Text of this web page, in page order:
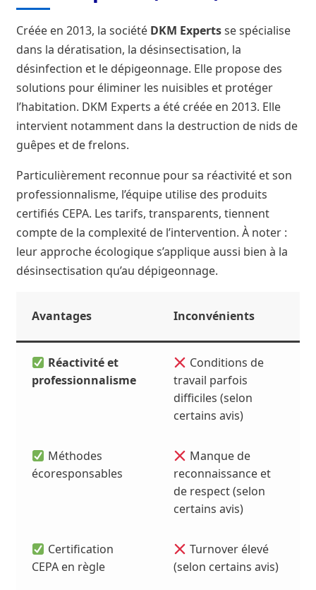
Créée en 2013, la société DKM Expertsse spécialise
dans la dératisation, la désinsectisation, la
désinfection et le dépigeonnage. Elle propose des
solutions pour éliminer les nuisibles et protéger
l’habitation. DKM Experts a été créée en 2013. Elle
intervient notamment dans la destruction de nids de
guêpes et de frelons.
Particulièrement reconnue pour sa réactivité et son
professionnalisme, l’équipe utilise des produits
certifiés CEPA. Les tarifs, transparents, tiennent
compte de la complexité de l’intervention. À noter :
leur approche écologique s’applique aussi bien à la
désinsectisation qu’au dépigeonnage.
Avantages Inconvénients
Réactivité et
professionnalisme
Conditions de
travail parfois
difficiles (selon
certains avis)
Méthodes
écoresponsables
Manque de
reconnaissance et
de respect (selon
certains avis)
Certification
CEPA en règle
Turnover élevé
(selon certains avis)